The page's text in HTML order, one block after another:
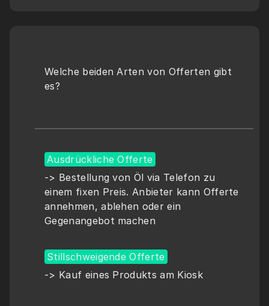
Welche beiden Arten von Offerten gibt
es?
Ausdrückliche Offerte
-> Bestellung von Öl via Telefon zu
einem fixen Preis. Anbieter kann Offerte
annehmen, ablehen oder ein
Gegenangebot machen
Stillschweigende Offerte
-> Kauf eines Produkts am Kiosk